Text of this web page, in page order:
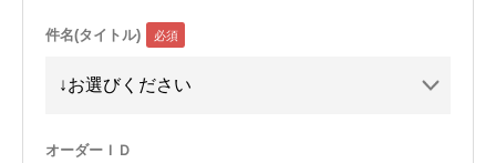
お買い物ガイド
International Shipping
件名(タイトル)
オーダーＩＤ